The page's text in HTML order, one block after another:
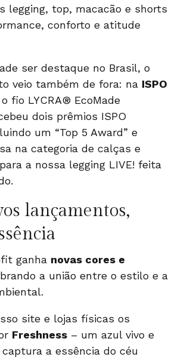
legging, top, macacão e shorts
conforto e atitude
ser destaque no Brasil, o
veio também de fora: na ISPO
fio LYCRA® EcoMade
dois prêmios ISPO
um “Top 5 Award” e
na categoria de calças e
a nossa legging LIVE! feita
lançamentos,
ganha novas cores e
a união entre o estilo e a
site e lojas físicas os
Freshness – um azul vivo e
a essência do céu